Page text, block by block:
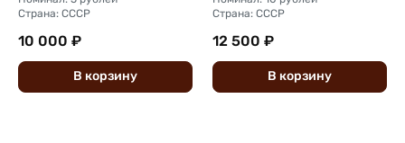
Страна: СССР
10 000 ₽
В корзину
Страна: СССР
12 500 ₽
В корзину